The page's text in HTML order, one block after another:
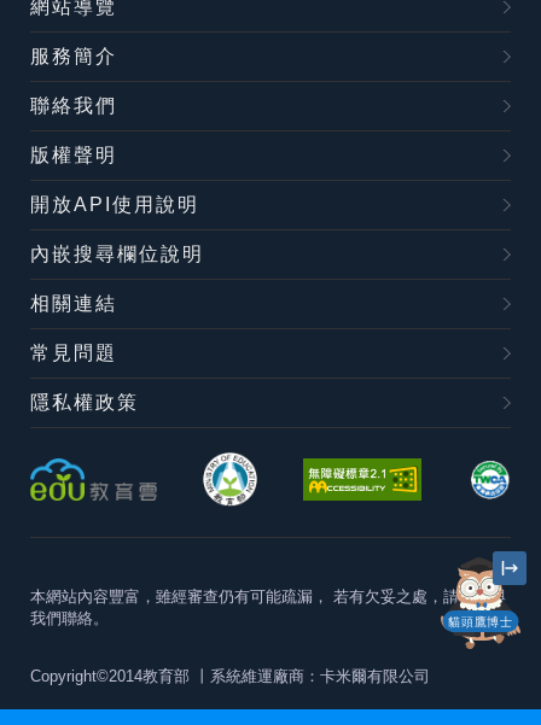
貓頭鷹博士
網站導覽
服務簡介
聯絡我們
版權聲明
開放API使用說明
內嵌搜尋欄位說明
相關連結
常見問題
隱私權政策
本網站內容豐富，雖經審查仍有可能疏漏， 若有欠妥之處，請隨時與
我們聯絡。
Copyright©2014教育部 丨系統維運廠商：卡米爾有限公司